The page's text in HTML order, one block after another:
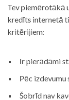
Tev piemērotākā
kredīts internetā
kritērijiem:
Ir pierādāmi
Pēc izdevumu
Šobrīd nav